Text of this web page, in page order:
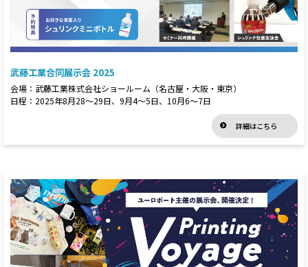
武藤工業合同展示会 2025
会場：武藤工業株式会社ショールーム（名古屋・大阪・東京）
日程：2025年8月28～29日、9月4～5日、10月6～7日
詳細はこちら